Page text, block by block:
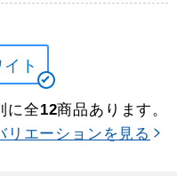
ト
に全12商品あります。
リエーションを見る